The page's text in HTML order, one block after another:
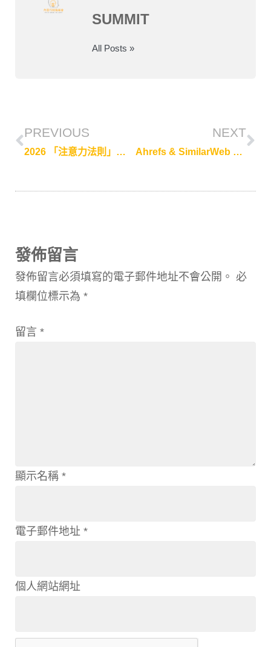
SUMMIT
All Posts »
PREVIOUS
2026 「注意力法則」 GaryVee 揭示的行銷新賽道
NEXT
Ahrefs & SimilarWeb 內容缺口與數據偵查：2026 SEO 戰場的競爭超車術
發佈留言
發佈留言必須填寫的電子郵件地址不會公開。 必
填欄位標示為 *
留言 *
顯示名稱 *
電子郵件地址 *
個人網站網址